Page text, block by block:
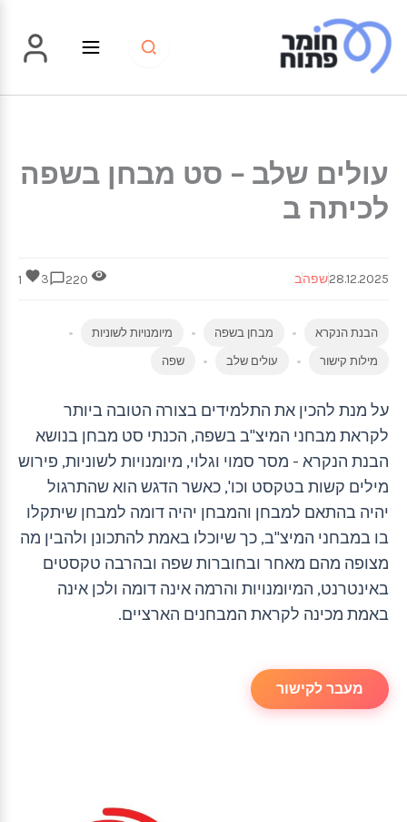
לתוכן
עולים שלב – סט מבחן בשפה
לכיתה ב
28.12.2025שפהב 3
הבנת הנקרא מבחן בשפה מיומנויות לשוניות
מילות קישור עולים שלב שפה
על מנת להכין את התלמידים בצורה הטובה ביותר
לקראת מבחני המיצ"ב בשפה, הכנתי סט מבחן בנושא
הבנת הנקרא - מסר סמוי וגלוי, מיומנויות לשוניות, פירוש
מילים קשות בטקסט וכו', כאשר הדגש הוא שהתרגול
יהיה בהתאם למבחן והמבחן יהיה דומה למבחן שיתקלו
בו במבחני המיצ"ב, כך שיוכלו באמת להתכונן ולהבין מה
מצופה מהם מאחר ובחוברות שפה ובהרבה טקסטים
באינטרנט, המיומנויות והרמה אינה דומה ולכן אינה
באמת מכינה לקראת המבחנים הארציים.
מעבר לקישור